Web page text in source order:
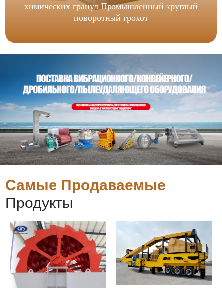
химических гранул Промышленный круглый
поворотный грохот
Самые Продаваемые
Продукты